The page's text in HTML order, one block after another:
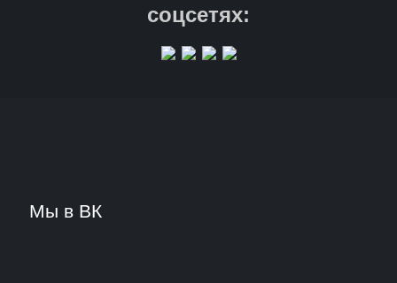
соцсетях:
Мы в ВК